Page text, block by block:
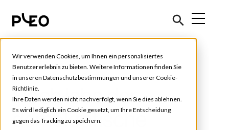
Wir verwenden Cookies, um Ihnen ein personalisiertes
Benutzererlebnis zu bieten. Weitere Informationen finden Sie
in unseren Datenschutzbestimmungen und unsererCookie-
Richtlinie.
Ihre Daten werden nicht nachverfolgt, wenn Sie dies ablehnen.
Es wird lediglich ein Cookie gesetzt, um Ihre Entscheidung
gegen das Tracking zu speichern.
Future of Finance
Hoch lebe der
demokratische